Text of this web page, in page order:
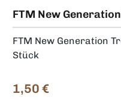
FTM New
FTM New Generation
Stück
Regulärer Preis:
1,50 €